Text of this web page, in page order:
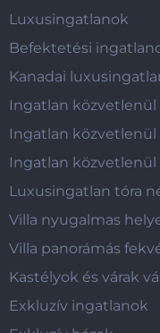
Luxusingatlanok
Befektetési
Kanadai
Ingatlan
Ingatlan
Ingatlan közvetlenül
Luxusingatlan tóra
Villa nyugalmas
Villa panorámás
Kastélyok és várak
Exkluzív ingatlanok